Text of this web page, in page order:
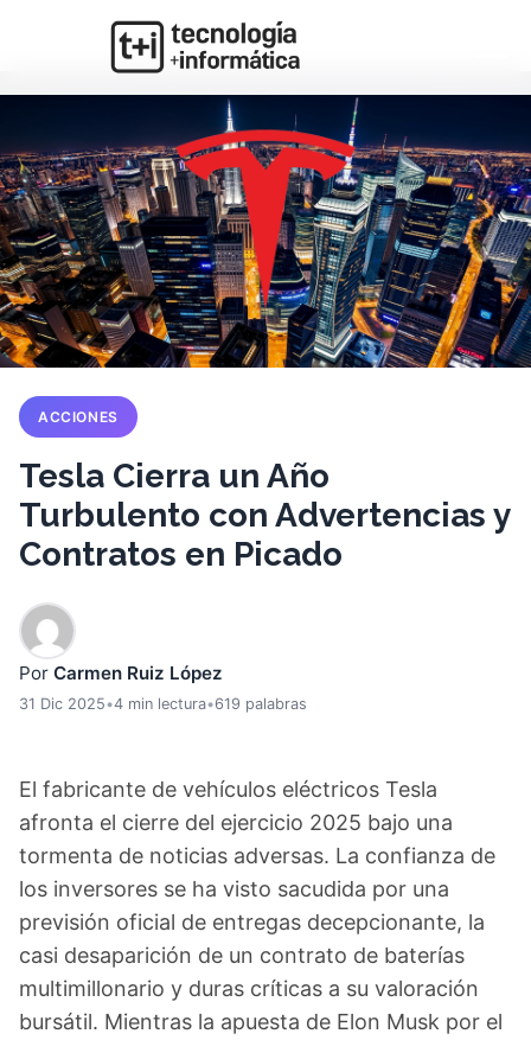
ACCIONES
Tesla Cierra un Año
Turbulento con Advertencias y
Contratos en Picado
Por Carmen Ruiz López
31 Dic 2025•4 min lectura•619 palabras
El fabricante de vehículos eléctricos Tesla
afronta el cierre del ejercicio 2025 bajo una
tormenta de noticias adversas. La confianza de
los inversores se ha visto sacudida por una
previsión oficial de entregas decepcionante, la
casi desaparición de un contrato de baterías
multimillonario y duras críticas a su valoración
bursátil. Mientras la apuesta de Elon Musk por el